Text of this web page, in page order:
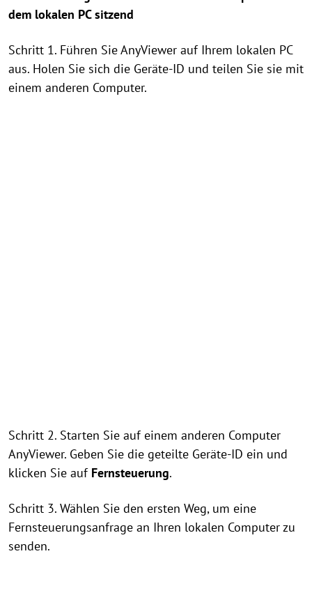
dem lokalen PC sitzend
Schritt 1. Führen Sie AnyViewer auf Ihrem lokalen PC
aus. Holen Sie sich die Geräte-ID und teilen Sie sie mit
einem anderen Computer.
Schritt 2. Starten Sie auf einem anderen Computer
AnyViewer. Geben Sie die geteilte Geräte-ID ein und
klicken Sie auf Fernsteuerung.
Schritt 3. Wählen Sie den ersten Weg, um eine
Fernsteuerungsanfrage an Ihren lokalen Computer zu
senden.